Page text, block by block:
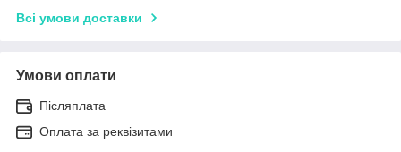
Всі умови доставки
Умови оплати
Післяплата
Оплата за реквізитами